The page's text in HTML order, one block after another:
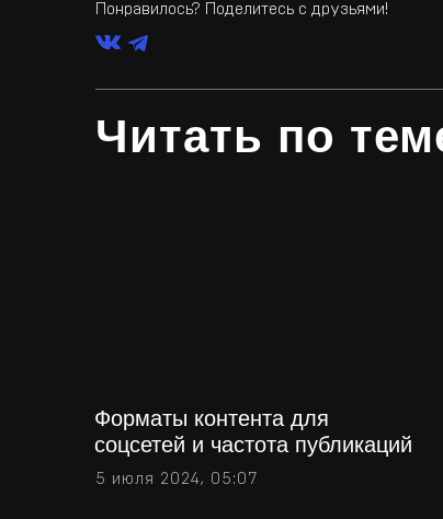
Понравилось? Поделитесь с друзьями!
Читать по
5 июля 2024, 05:07
Форматы контента для
соцсетей и частота публикаций